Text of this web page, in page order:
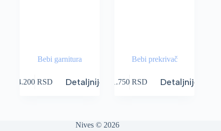
Bebi garnitura
4.200 RSD Detaljnije
Bebi prekrivač
1.750 RSD Detaljnije
Nives © 2026